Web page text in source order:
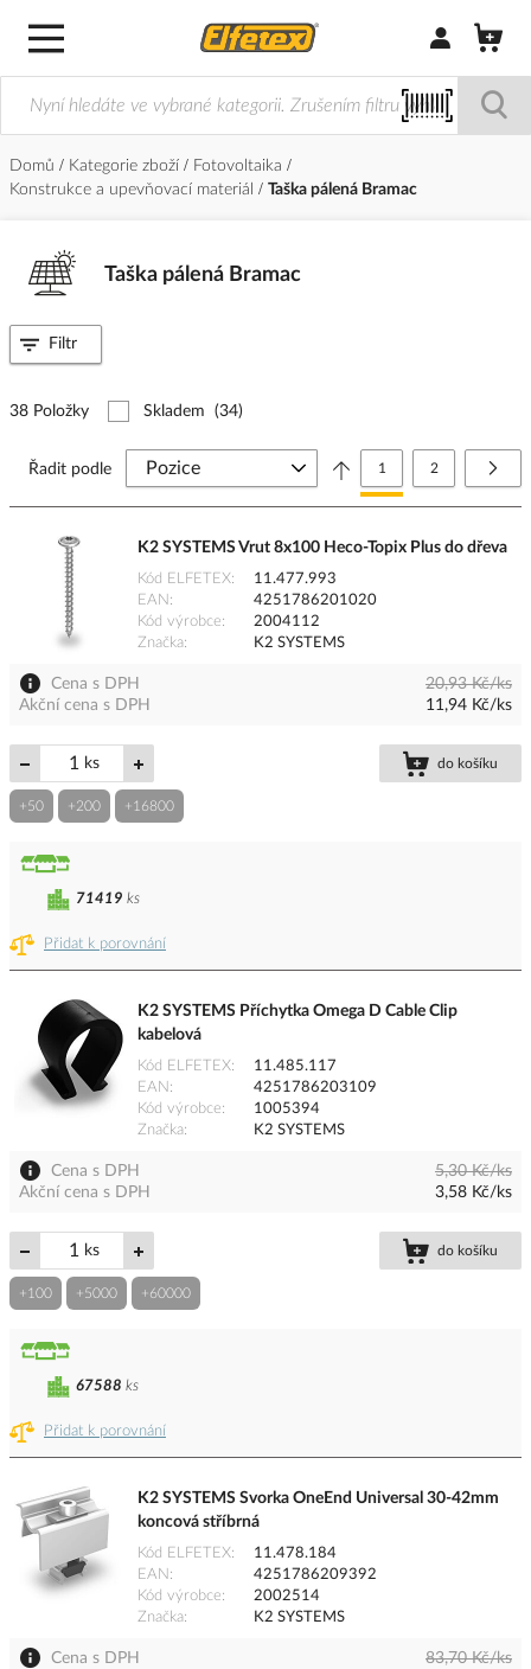
Přihlásit/
Domů Kategorie zboží
Fotovoltaika
Konstrukce a upevňovací materiál
Taška pálená Bramac
Taška pálená Bramac
38 Položky Skladem (34)
Stránka
Právě si prohlížíte
1 Stránka
2
Řadit podle
K2 SYSTEMS Vrut 8x100 Heco-Topix Plus do dřeva
Kód ELFETEX
11.477.993
EAN
4251786201020
Kód výrobce
2004112
Značka
K2 SYSTEMS
Cena s DPH
20,93 Kč/ks
Akční cena s DPH
11,94 Kč/ks
ks do košíku
+50 +200 +16800
Přidat k porovnání
71419 ks
K2 SYSTEMS Příchytka Omega D Cable Clip
kabelová
Kód ELFETEX
11.485.117
EAN
4251786203109
Kód výrobce
1005394
Značka
K2 SYSTEMS
Cena s DPH
5,30 Kč/ks
Akční cena s DPH
3,58 Kč/ks
ks do košíku
+100 +5000 +60000
Přidat k porovnání
67588 ks
K2 SYSTEMS Svorka OneEnd Universal 30-42mm
koncová stříbrná
Kód ELFETEX
11.478.184
EAN
4251786209392
Kód výrobce
2002514
Značka
K2 SYSTEMS
Cena s DPH
83,70 Kč/ks
Filtr